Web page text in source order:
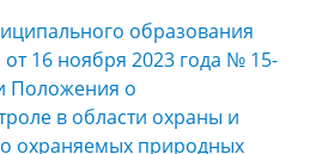
образования
16 ноября 2023 года № 15-
Положения о
в области охраны и
охраняемых природных